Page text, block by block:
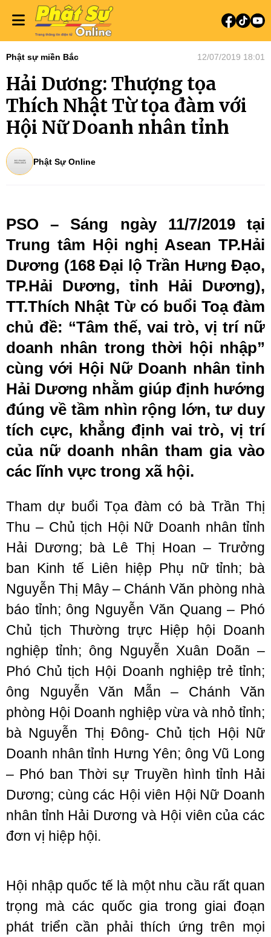
Phật sự miền Bắc 12/07/2019 18:01
Hải Dương: Thượng tọa
Thích Nhật Từ tọa đàm với
Hội Nữ Doanh nhân tỉnh
Phật Sự Online
PSO – Sáng ngày 11/7/2019 tại
Trung tâm Hội nghị Asean TP.Hải
Dương (168 Đại lộ Trần Hưng Đạo,
TP.Hải Dương, tỉnh Hải Dương),
TT.Thích Nhật Từ có buổi Toạ đàm
chủ đề: “Tâm thế, vai trò, vị trí nữ
doanh nhân trong thời hội nhập”
cùng với Hội Nữ Doanh nhân tỉnh
Hải Dương nhằm giúp định hướng
đúng về tầm nhìn rộng lớn, tư duy
tích cực, khẳng định vai trò, vị trí
của nữ doanh nhân tham gia vào
các lĩnh vực trong xã hội.
Tham dự buổi Tọa đàm có bà Trần Thị
Thu – Chủ tịch Hội Nữ Doanh nhân tỉnh
Hải Dương; bà Lê Thị Hoan – Trưởng
ban Kinh tế Liên hiệp Phụ nữ tỉnh; bà
Nguyễn Thị Mây – Chánh Văn phòng nhà
báo tỉnh; ông Nguyễn Văn Quang – Phó
Chủ tịch Thường trực Hiệp hội Doanh
nghiệp tỉnh; ông Nguyễn Xuân Doãn –
Phó Chủ tịch Hội Doanh nghiệp trẻ tỉnh;
ông Nguyễn Văn Mẫn – Chánh Văn
phòng Hội Doanh nghiệp vừa và nhỏ tỉnh;
bà Nguyễn Thị Đông- Chủ tịch Hội Nữ
Doanh nhân tỉnh Hưng Yên; ông Vũ Long
– Phó ban Thời sự Truyền hình tỉnh Hải
Dương; cùng các Hội viên Hội Nữ Doanh
nhân tỉnh Hải Dương và Hội viên của các
đơn vị hiệp hội.
Hội nhập quốc tế là một nhu cầu rất quan
trọng mà các quốc gia trong giai đoạn
phát triển cần phải thích ứng trên mọi